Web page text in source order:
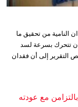
النامية من تحقيق ما
تتحرك بسرعة لسد
التقرير إلى أن فقدان
مع عودته